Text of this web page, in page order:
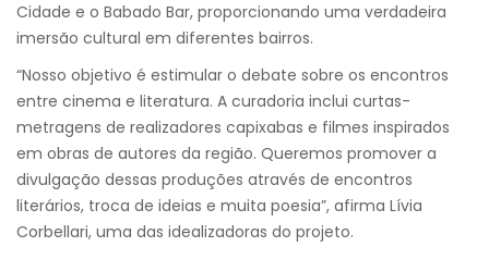
Cidade e o Babado Bar, proporcionando uma verdadeira
imersão cultural em diferentes bairros.
“Nosso objetivo é estimular o debate sobre os encontros
entre cinema e literatura. A curadoria inclui curtas-
metragens de realizadores capixabas e filmes inspirados
em obras de autores da região. Queremos promover a
divulgação dessas produções através de encontros
literários, troca de ideias e muita poesia”, afirma Lívia
Corbellari, uma das idealizadoras do projeto.